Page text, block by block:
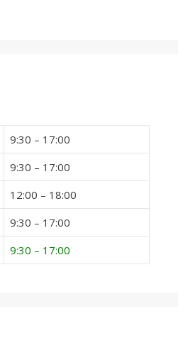
9:30 – 17:00
9:30 – 17:00
12:00 – 18:00
9:30 – 17:00
9:30 – 17:00